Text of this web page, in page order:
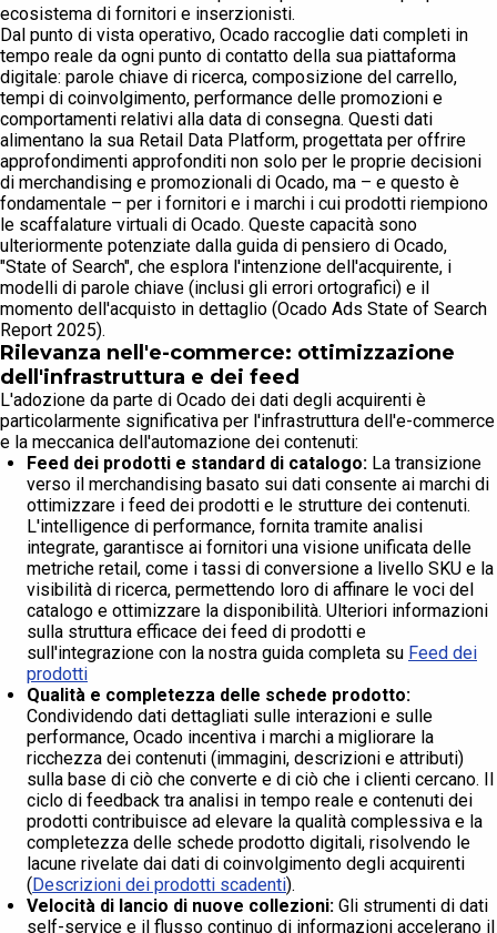
ecosistema di fornitori e inserzionisti.
Dal punto di vista operativo, Ocado raccoglie dati completi in
tempo reale da ogni punto di contatto della sua piattaforma
digitale: parole chiave di ricerca, composizione del carrello,
tempi di coinvolgimento, performance delle promozioni e
comportamenti relativi alla data di consegna. Questi dati
alimentano la sua Retail Data Platform, progettata per offrire
approfondimenti approfonditi non solo per le proprie decisioni
di merchandising e promozionali di Ocado, ma – e questo è
fondamentale – per i fornitori e i marchi i cui prodotti riempiono
le scaffalature virtuali di Ocado. Queste capacità sono
ulteriormente potenziate dalla guida di pensiero di Ocado,
"State of Search", che esplora l'intenzione dell'acquirente, i
modelli di parole chiave (inclusi gli errori ortografici) e il
momento dell'acquisto in dettaglio (Ocado Ads State of Search
Report 2025).
Rilevanza nell'e-commerce: ottimizzazione
dell'infrastruttura e dei feed
L'adozione da parte di Ocado dei dati degli acquirenti è
particolarmente significativa per l'infrastruttura dell'e-commerce
e la meccanica dell'automazione dei contenuti:
Feed dei prodotti e standard di catalogo: La transizione
verso il merchandising basato sui dati consente ai marchi di
ottimizzare i feed dei prodotti e le strutture dei contenuti.
L'intelligence di performance, fornita tramite analisi
integrate, garantisce ai fornitori una visione unificata delle
metriche retail, come i tassi di conversione a livello SKU e la
visibilità di ricerca, permettendo loro di affinare le voci del
catalogo e ottimizzare la disponibilità. Ulteriori informazioni
sulla struttura efficace dei feed di prodotti e
sull'integrazione con la nostra guida completa su Feed dei
prodotti
Qualità e completezza delle schede prodotto:
Condividendo dati dettagliati sulle interazioni e sulle
performance, Ocado incentiva i marchi a migliorare la
ricchezza dei contenuti (immagini, descrizioni e attributi)
sulla base di ciò che converte e di ciò che i clienti cercano. Il
ciclo di feedback tra analisi in tempo reale e contenuti dei
prodotti contribuisce ad elevare la qualità complessiva e la
completezza delle schede prodotto digitali, risolvendo le
lacune rivelate dai dati di coinvolgimento degli acquirenti
( Descrizioni dei prodotti scadenti).
Velocità di lancio di nuove collezioni: Gli strumenti di dati
self-service e il flusso continuo di informazioni accelerano il